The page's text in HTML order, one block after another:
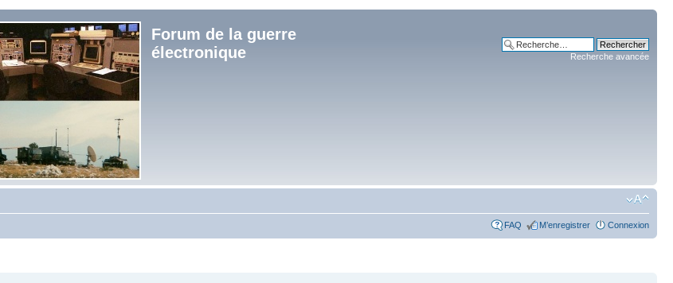
Forum de la guerre
électronique
Recherche avancée
FAQ M’enregistrer Connexion